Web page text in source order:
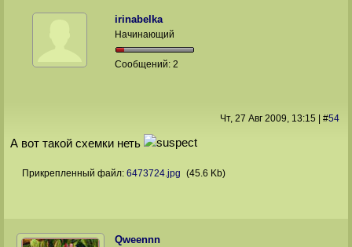
irinabelka
Начинающий
Сообщений:2
Чт, 27 Авг 2009, 13:15 #54
А вот такой схемки неть
Прикрепленный файл: 6473724.jpg (45.6 Kb)
Qweennn